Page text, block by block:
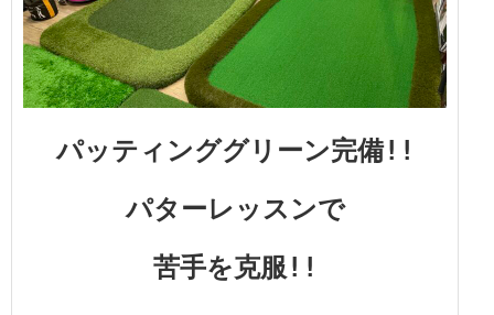
パッティンググリーン完備!!
パターレッスンで
苦手を克服!!